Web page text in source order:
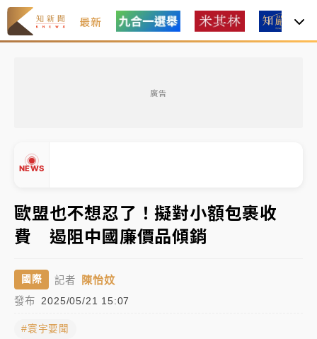
最新
廣告
NEWS
油價持續凍漲！ 中油宣布下周一汽柴油價格維持不變
有片｜
中颱白海豚風雨來了！中部以北防豪雨 今晚、明天影
響最劇烈
4800＋拖吊費
▲
歐盟也不想忍了！擬對小額包裹收
費 遏阻中國廉價品傾銷
國際 記者 陳怡妏
發布 2025/05/21 15:07
#寰宇要聞